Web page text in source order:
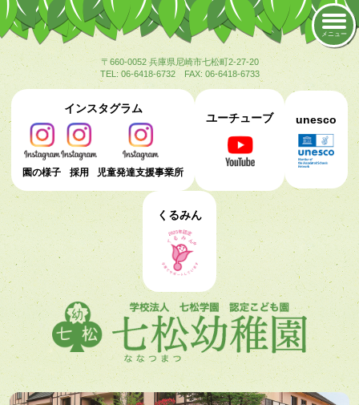
〒660-0052 兵庫県尼崎市七松町2-27-20
TEL: 06-6418-6732 FAX: 06-6418-6733
インスタグラム
園の様子 採用 児童発達支援事業所
ユーチューブ unesco
くるみん
メニュー